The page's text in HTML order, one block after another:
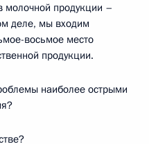
молочной продукции –
деле, мы входим
восьмое место
продукции.
наиболее острыми